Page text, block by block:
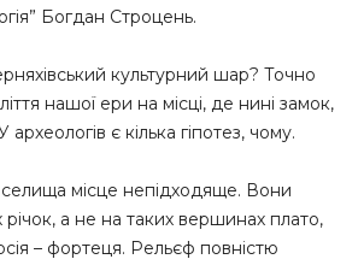
Богдан Строцень.
культурний шар? Точно
нашої ери на місці, де нині замок,
є кілька гіпотез, чому.
місце непідходяще. Вони
а не на таких вершинах плато,
– фортеця. Рельєф повністю